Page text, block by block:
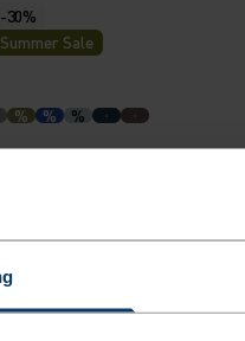
-30%
Summer Sale
% % %
€44,95